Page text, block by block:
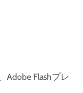
Adobe Flashプレ